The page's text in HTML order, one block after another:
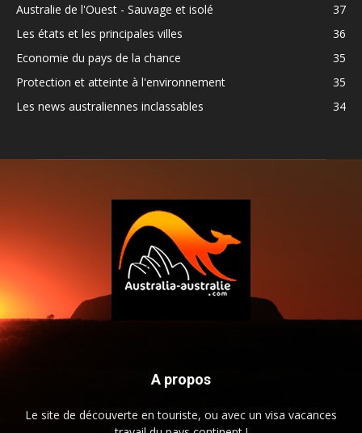
Australie de l'Ouest - Sauvage et isolé
37
Les états et les principales villes
36
Economie du pays de la chance
35
Protection et atteinte à l'environnement
35
Les news australiennes inclassables
34
A propos
Le site de découverte en touriste, ou avec un visa vacances